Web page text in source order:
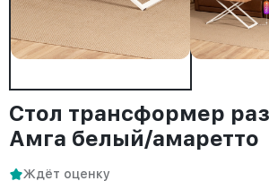
Стол трансформер
Амга белый/амаретто
Ждёт оценку